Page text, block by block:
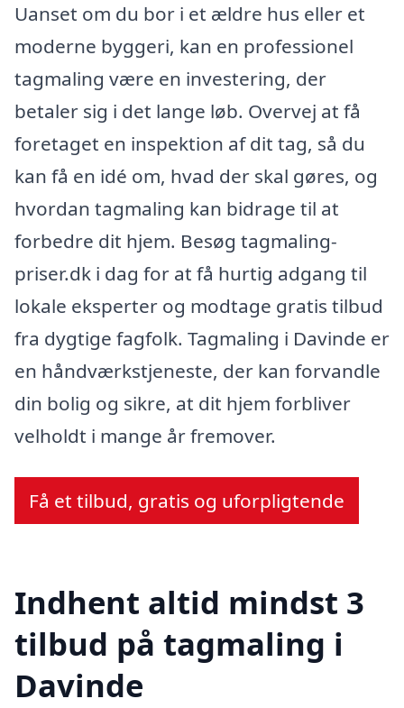
Uanset om du bor i et ældre hus eller et
moderne byggeri, kan en professionel
tagmaling være en investering, der
betaler sig i det lange løb. Overvej at få
foretaget en inspektion af dit tag, så du
kan få en idé om, hvad der skal gøres, og
hvordan tagmaling kan bidrage til at
forbedre dit hjem. Besøg tagmaling-
priser.dk i dag for at få hurtig adgang til
lokale eksperter og modtage gratis tilbud
fra dygtige fagfolk. Tagmaling i Davinde er
en håndværkstjeneste, der kan forvandle
din bolig og sikre, at dit hjem forbliver
velholdt i mange år fremover.
Få et tilbud, gratis og uforpligtende
Indhent altid mindst 3
tilbud på tagmaling i
Davinde